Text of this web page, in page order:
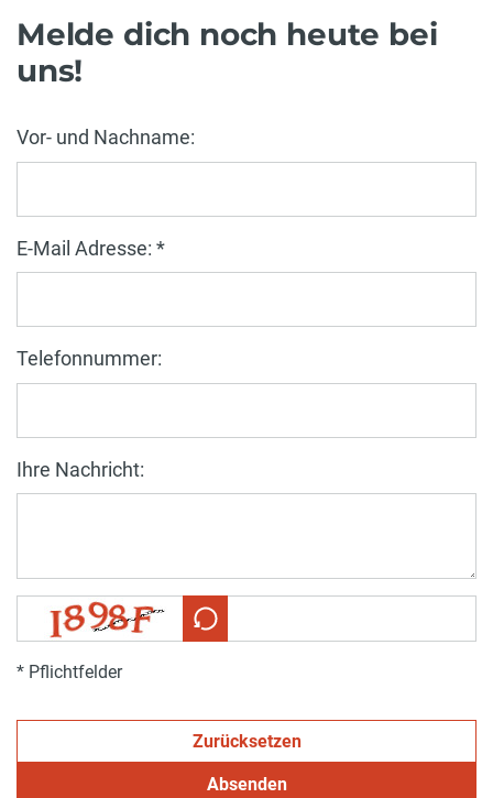
Melde dich noch heute bei
uns!
Vor- und Nachname:
E-Mail Adresse: *
Telefonnummer:
Ihre Nachricht:
* Pflichtfelder
Zurücksetzen
Absenden